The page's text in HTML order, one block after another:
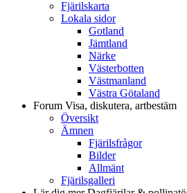
Fjärilskarta
Lokala sidor
Gotland
Jämtland
Närke
Västerbotten
Västmanland
Västra Götaland
Forum Visa, diskutera, artbestäm
Översikt
Ämnen
Fjärilsfrågor
Bilder
Allmänt
Fjärilsgalleri